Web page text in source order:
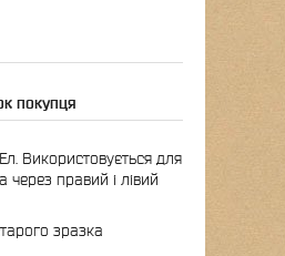
покупця
Використовується для
правий і лівий
зразка